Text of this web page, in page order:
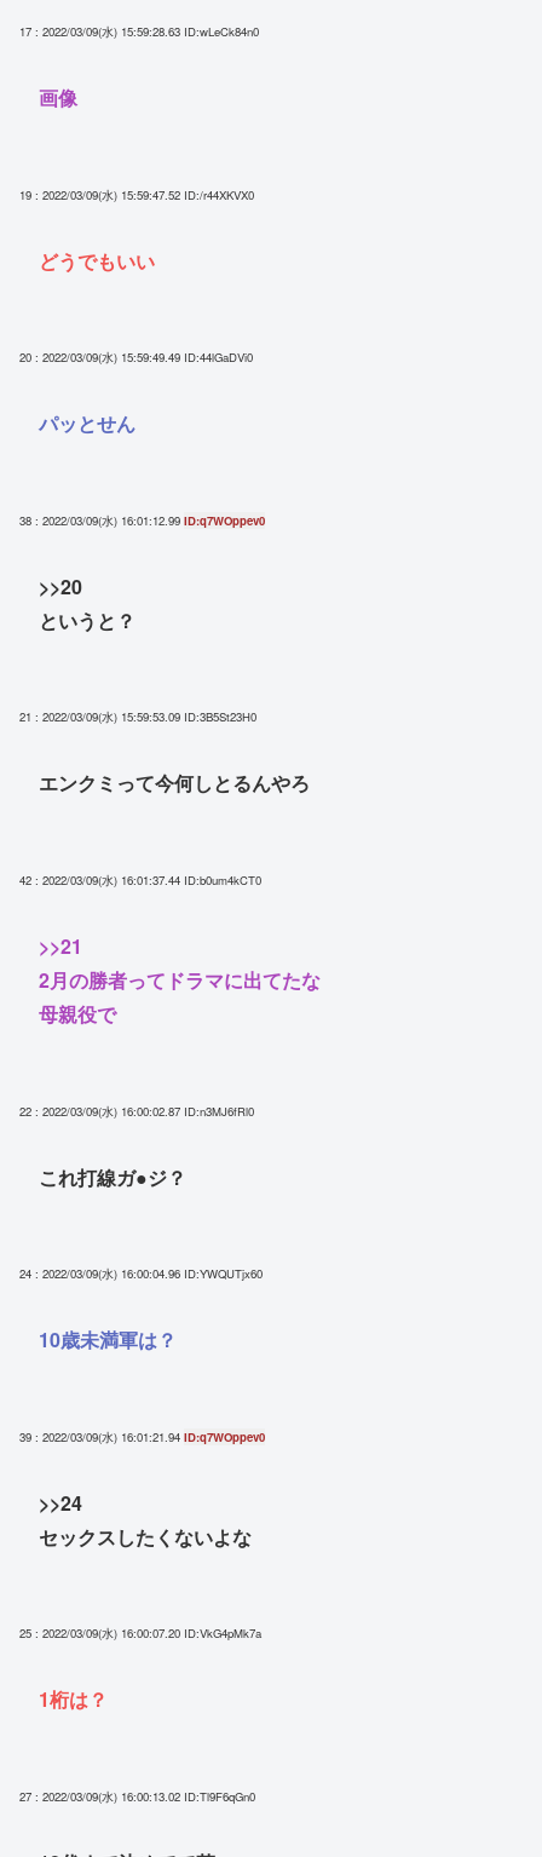
17 : 2022/03/09(水) 15:59:28.63 ID:wLeCk84n0
画像
19 : 2022/03/09(水) 15:59:47.52 ID:/r44XKVX0
どうでもいい
20 : 2022/03/09(水) 15:59:49.49 ID:44lGaDVi0
パッとせん
38 : 2022/03/09(水) 16:01:12.99 ID:q7WOppev0
>>20
というと？
21 : 2022/03/09(水) 15:59:53.09 ID:3B5St23H0
エンクミって今何しとるんやろ
42 : 2022/03/09(水) 16:01:37.44 ID:b0um4kCT0
>>21
2月の勝者ってドラマに出てたな
母親役で
22 : 2022/03/09(水) 16:00:02.87 ID:n3MJ6fRl0
これ打線ガ●ジ？
24 : 2022/03/09(水) 16:00:04.96 ID:YWQUTjx60
10歳未満軍は？
39 : 2022/03/09(水) 16:01:21.94 ID:q7WOppev0
>>24
セックスしたくないよな
25 : 2022/03/09(水) 16:00:07.20 ID:VkG4pMk7a
1桁は？
27 : 2022/03/09(水) 16:00:13.02 ID:Tl9F6qGn0